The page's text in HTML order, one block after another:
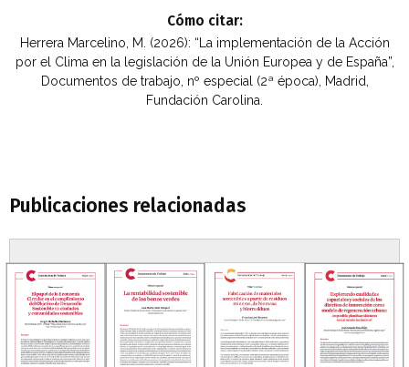
Cómo citar:
Herrera Marcelino, M. (2026): “La implementación de la Acción
por el Clima en la legislación de la Unión Europea y de España”,
Documentos de trabajo, nº especial (2ª época), Madrid,
Fundación Carolina.
Publicaciones relacionadas